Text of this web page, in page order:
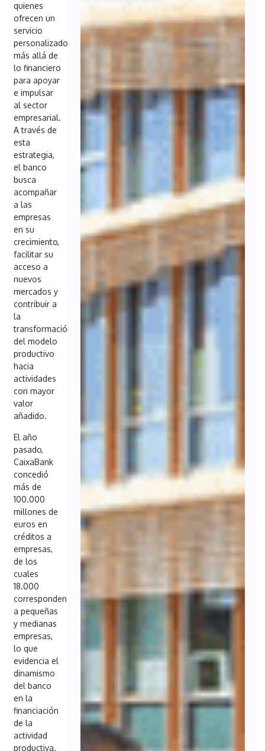
quienes
ofrecen un
servicio
personalizado
más allá de
lo financiero
para apoyar
e impulsar
al sector
empresarial.
A través de
esta
estrategia,
el banco
busca
acompañar
a las
empresas
en su
crecimiento,
facilitar su
acceso a
nuevos
mercados y
contribuir a
la
transformación
del modelo
productivo
hacia
actividades
con mayor
valor
añadido.
El año
pasado,
CaixaBank
concedió
más de
100.000
millones de
euros en
créditos a
empresas,
de los
cuales
18.000
corresponden
a pequeñas
y medianas
empresas,
lo que
evidencia el
dinamismo
del banco
en la
financiación
de la
actividad
productiva.